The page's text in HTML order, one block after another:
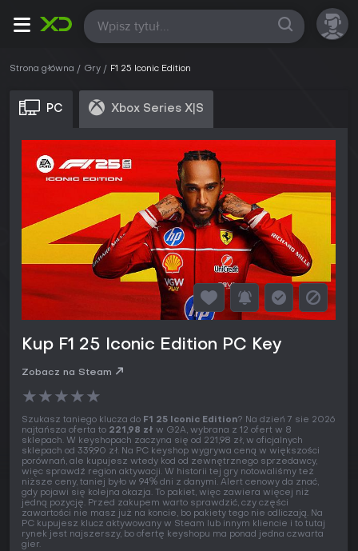
Wszystkie
Strona główna Gry F1 25 Iconic Edition
PC Xbox Series X|S
Kup F1 25 Iconic Edition PC Key
Zobacz na Steam
★★★★★
Szukasz taniego klucza do F1 25 Iconic Edition? Na dzień 7 sie 2026
najtańsza oferta to 221,98 zł w G2A, wybrana z 12 ofert w 8
sklepach. W keyshopach zaczyna się od 221,98 zł, w oficjalnych
sklepach od 339,90 zł. Na PC keyshop wygrywa ceną w większości
porównań, ale kupujesz wtedy kod od zewnętrznego sprzedawcy,
więc sprawdź region aktywacji. W historii tej gry notowaliśmy też
niższe ceny, taniej było w 94% dni z danymi. Alert cenowy da znać,
gdy pojawi się kolejna okazja. To pakiet, więc zawiera więcej niż
jedną pozycję. Przed zakupem warto sprawdzić, czy części
zawartości nie masz już na koncie, bo pakiety tego nie odliczają. Na
PC kupujesz klucz aktywowany w Steam lub innym kliencie i to tutaj
rynek jest najszerszy, bo ofertę keyshopu ma ponad jedna czwarta
gier.